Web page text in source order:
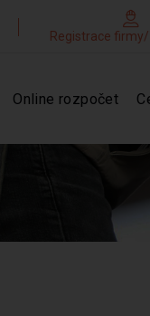
Registrace
Online rozpočet